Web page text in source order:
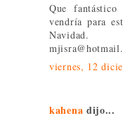
Que
vendría para
Navidad.
viernes, 12
kahena dijo...